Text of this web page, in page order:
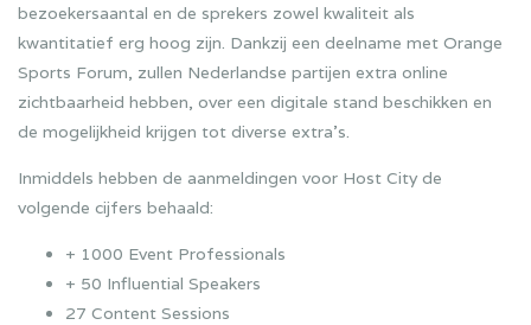
bezoekersaantal en de sprekers zowel kwaliteit als
kwantitatief erg hoog zijn. Dankzij een deelname met Orange
Sports Forum, zullen Nederlandse partijen extra online
zichtbaarheid hebben, over een digitale stand beschikken en
de mogelijkheid krijgen tot diverse extra’s.
Inmiddels hebben de aanmeldingen voor Host City de
volgende cijfers behaald:
+ 1000 Event Professionals
+ 50 Influential Speakers
27 Content Sessions